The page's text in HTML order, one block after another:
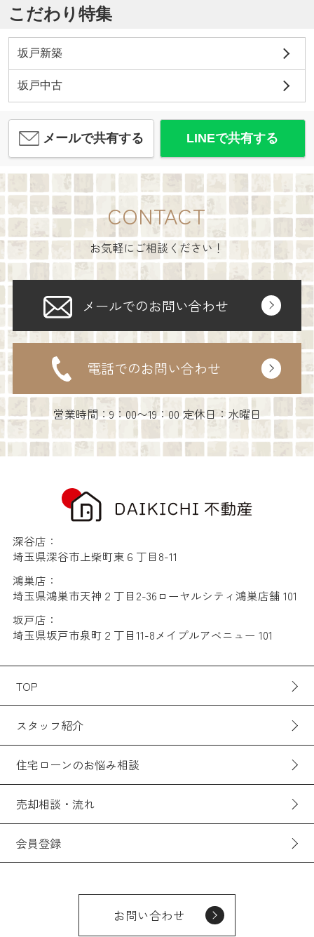
こだわり特集
坂戸新築
坂戸中古
メールで共有する LINEで共有する
CONTACT
お気軽にご相談ください！
メールでのお問い合わせ
電話でのお問い合わせ
営業時間：9：00〜19：00 定休日：水曜日
深谷店：
埼玉県深谷市上柴町東６丁目8-11
鴻巣店：
埼玉県鴻巣市天神２丁目2-36ローヤルシティ鴻巣店舗 101
坂戸店：
埼玉県坂戸市泉町２丁目11-8メイプルアベニュー 101
TOP
スタッフ紹介
住宅ローンのお悩み相談
売却相談・流れ
会員登録
お問い合わせ